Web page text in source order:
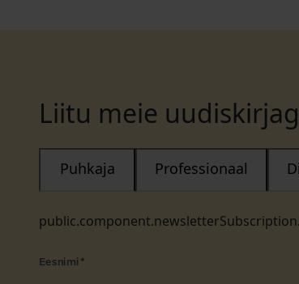
Liitu meie
Puhkaja Professionaal
Eesnimi *